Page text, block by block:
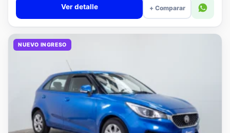
+ Comparar